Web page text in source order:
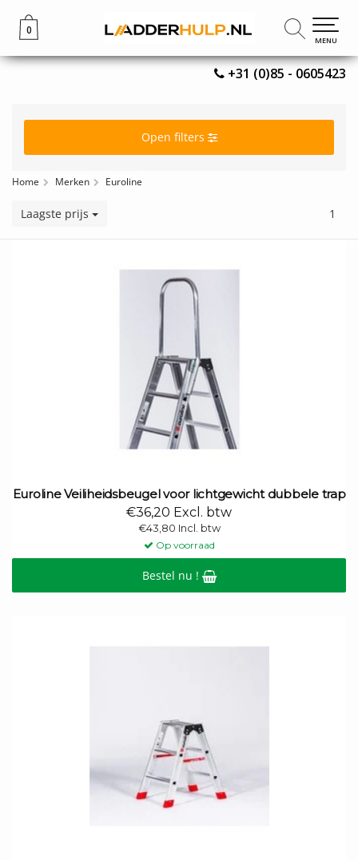
+31 (0)85 - 0605423
0
MENU
0
MENU
Open filters
Home Merken Euroline
Laagste prijs 1
Euroline Veiliheidsbeugel voor lichtgewicht dubbele trap
€36,20 Excl. btw
€43,80 Incl. btw
Op voorraad
Bestel nu !